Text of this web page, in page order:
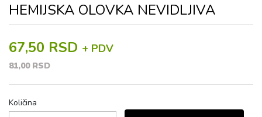
HEMIJSKA OLOVKA NEVIDLJIVA
67,50 RSD + PDV
81,00 RSD
Količina